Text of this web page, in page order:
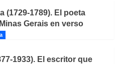
(1729-1789). El poeta
Gerais en verso
1933). El escritor que